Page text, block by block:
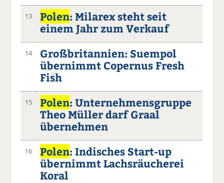
13 Polen: Milarex steht seit
einem Jahr zum Verkauf
14
Großbritannien: Suempol
übernimmt Copernus Fresh
Fish
15 Polen: Unternehmensgruppe
Theo Müller darf Graal
übernehmen
16 Polen: Indisches Start-up
übernimmt Lachsräucherei
Koral